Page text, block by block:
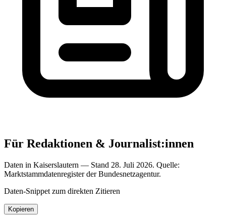
Für Redaktionen & Journalist:innen
Daten in Kaiserslautern — Stand 28. Juli 2026. Quelle:
Marktstammdatenregister der Bundesnetzagentur.
Daten-Snippet zum direkten Zitieren
Kopieren